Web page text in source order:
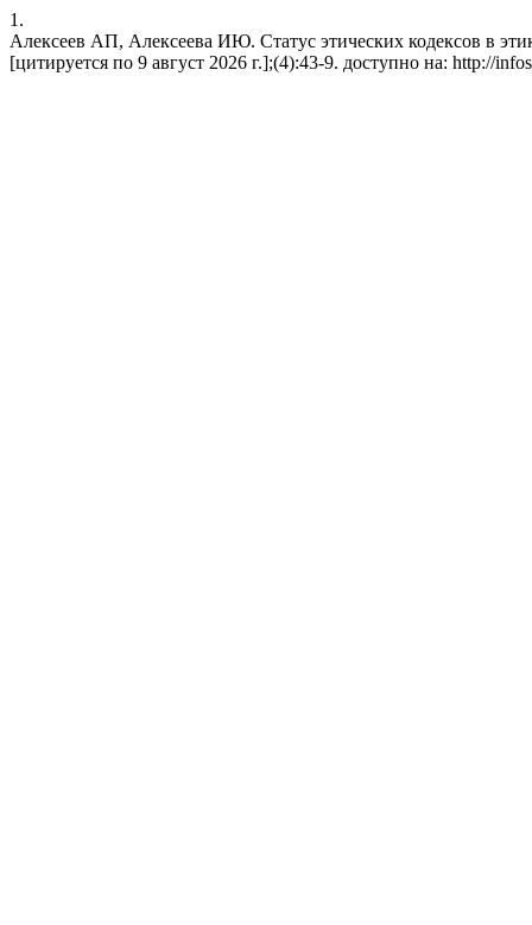
1.
Алексеев АП, Алексеева ИЮ. Статус этических кодексов в
[цитируется по 9 август 2026 г.];(4):43-9. доступно на: http://